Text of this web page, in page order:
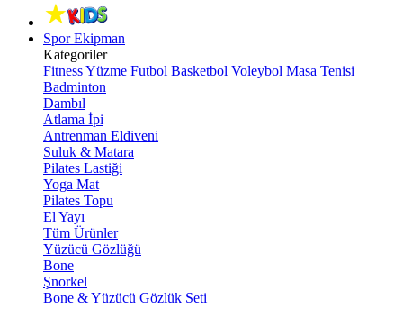
Spor Ekipman
Kategoriler
FitnessYüzme Futbol Basketbol Voleybol Masa Tenisi
Badminton
Dambıl
Atlama İpi
Antrenman Eldiveni
Suluk & Matara
Pilates Lastiği
Yoga Mat
Pilates Topu
El Yayı
Tüm Ürünler
Yüzücü Gözlüğü
Bone
Şnorkel
Bone & Yüzücü Gözlük Seti